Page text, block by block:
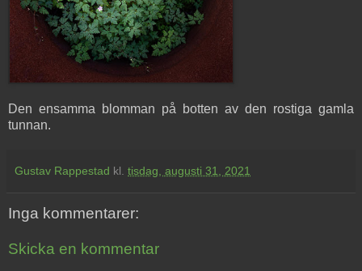
Den ensamma blomman på botten av den rostiga gamla
tunnan.
Gustav Rappestad kl. tisdag, augusti 31, 2021
Inga kommentarer:
Skicka en kommentar